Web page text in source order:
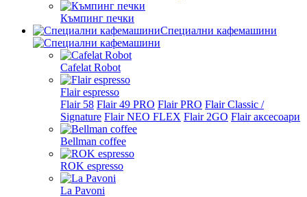
Къмпинг печки
Специални кафемашини
Cafelat Robot
Flair espresso
Flair 58 Flair 49 PRO Flair PRO Flair Classic /
Signature Flair NEO FLEX Flair 2GO Flair аксесоари
Bellman coffee
ROK espresso
La Pavoni